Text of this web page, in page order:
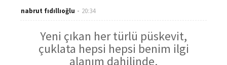
nabrut fıdıllıoğlu 20:34
Yeni çıkan her türlü püskevit,
çuklata hepsi hepsi benim ilgi
alanım dahilinde.